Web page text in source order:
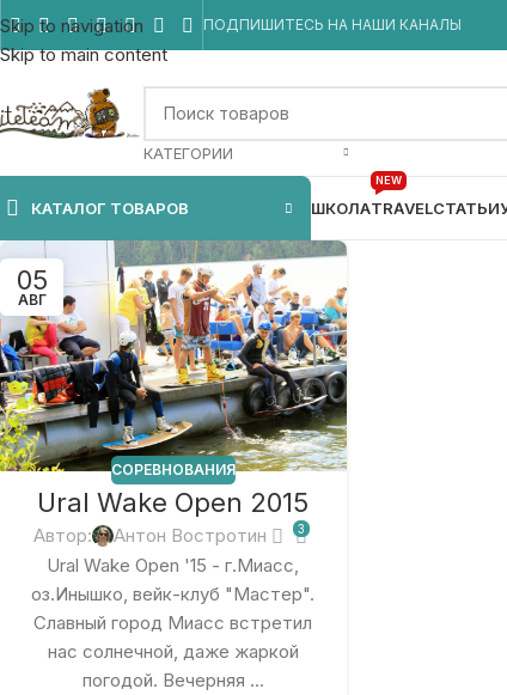
Skip to navigation
Skip to main content
ПОДПИШИТЕСЬ НА НАШИ КАНАЛЫ
КАТЕГОРИИ
КАТАЛОГ ТОВАРОВ ШКОЛАTRAVEL
NEW
СТАТЬИ
05
АВГ
СОРЕВНОВАНИЯ
Ural Wake Open 2015
Автор: Антон Востротин 3
Ural Wake Open '15 - г.Миасс,
оз.Инышко, вейк-клуб "Мастер".
Славный город Миасс встретил
нас солнечной, даже жаркой
погодой. Вечерняя ...